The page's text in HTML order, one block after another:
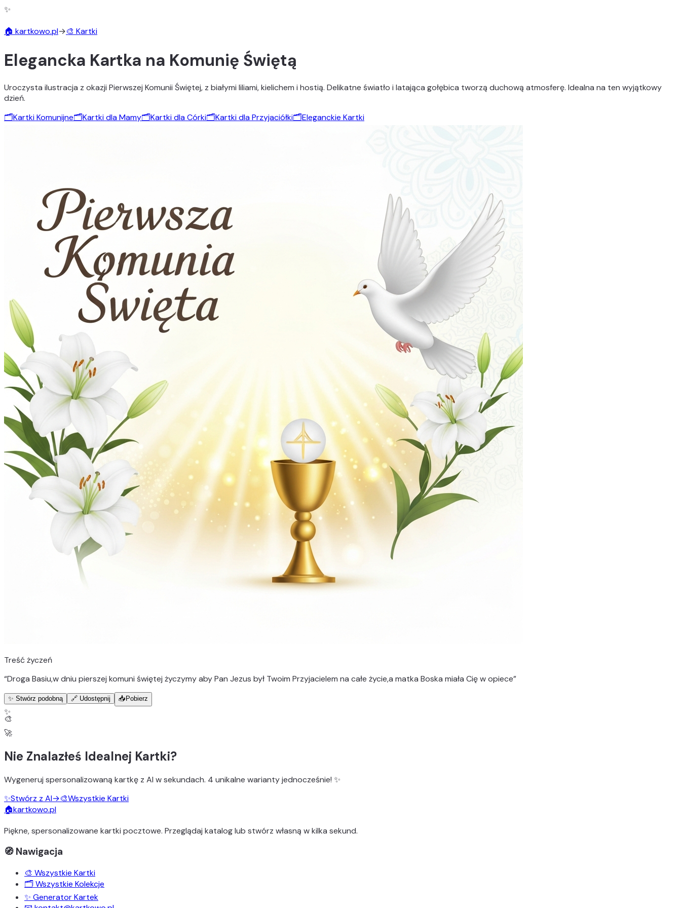
✨
🏠 kartkowo.pl→🎨 Kartki
Elegancka Kartka na Komunię Świętą
Uroczysta ilustracja z okazji Pierwszej Komunii Świętej, z białymi liliami, kielichem i hostią. Delikatne światło i latająca gołębica tworzą duchową atmosferę. Idealna na ten wyjątkowy
dzień.
🗂️Kartki Komunijne🗂️Kartki dla Mamy🗂️Kartki dla Córki🗂️Kartki dla Przyjaciółki🗂️Eleganckie Kartki
Treść życzeń
“Droga Basiu,w dniu pierszej komuni świętej życzymy aby Pan Jezus był Twoim Przyjacielem na całe życie,a matka Boska miała Cię w opiece”
✨ Stwórz podobną 🔗 Udostępnij 📥 Pobierz
✨
🎨
🚀
Nie Znalazłeś Idealnej Kartki?
Wygeneruj spersonalizowaną kartkę z AI w sekundach. 4 unikalne wariantyjednocześnie! ✨
✨Stwórz z AI→🎨Wszystkie Kartki
🏠kartkowo.pl
Piękne, spersonalizowane kartki pocztowe. Przeglądaj katalog lub stwórz własną w kilka sekund.
🧭 Nawigacja
🎨 Wszystkie Kartki
🗂️ Wszystkie Kolekcje
✨ Generator Kartek